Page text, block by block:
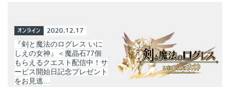
オンライン 2020.12.17
『剣と魔法のログレス いに
しえの女神』＜魔晶石77個
もらえるクエスト配信中！サ
ービス開始日記念プレゼント
をお見逃…